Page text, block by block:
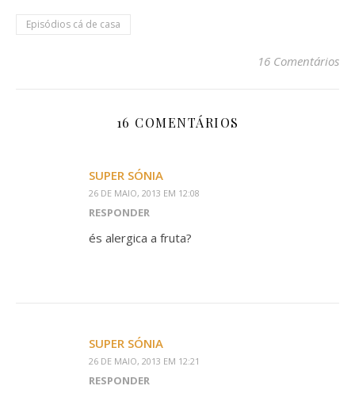
Episódios cá de casa
16 Comentários
16 COMENTÁRIOS
SUPER SÓNIA
26 DE MAIO, 2013 EM 12:08
RESPONDER
és alergica a fruta?
SUPER SÓNIA
26 DE MAIO, 2013 EM 12:21
RESPONDER